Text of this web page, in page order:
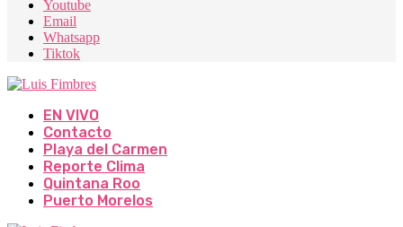
Youtube
Email
Whatsapp
Tiktok
EN VIVO
Contacto
Playa del Carmen
Reporte Clima
Quintana Roo
Puerto Morelos